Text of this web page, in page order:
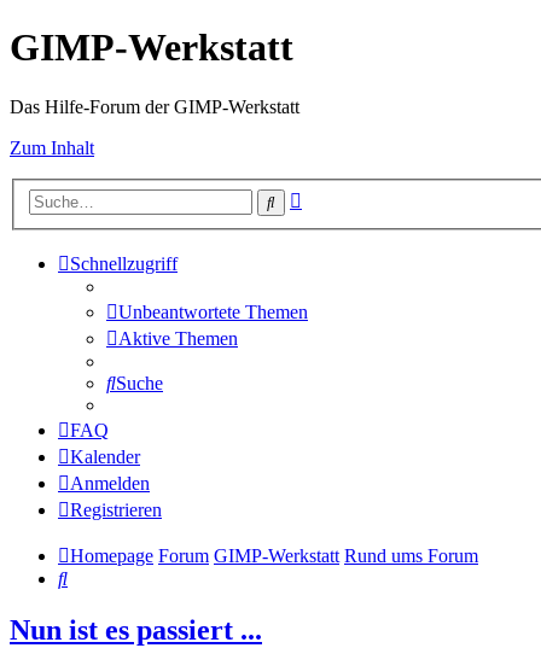
GIMP-Werkstatt
Das Hilfe-Forum der GIMP-Werkstatt
Zum Inhalt
Suche
Schnellzugriff
Unbeantwortete Themen
Aktive Themen
Suche
FAQ
Kalender
Anmelden
Registrieren
Homepage Forum GIMP-Werkstatt Rund ums Forum
Suche
Nun ist es passiert ...